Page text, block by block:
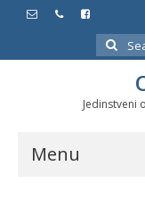
Search
for:
Jedinstveni
Menu